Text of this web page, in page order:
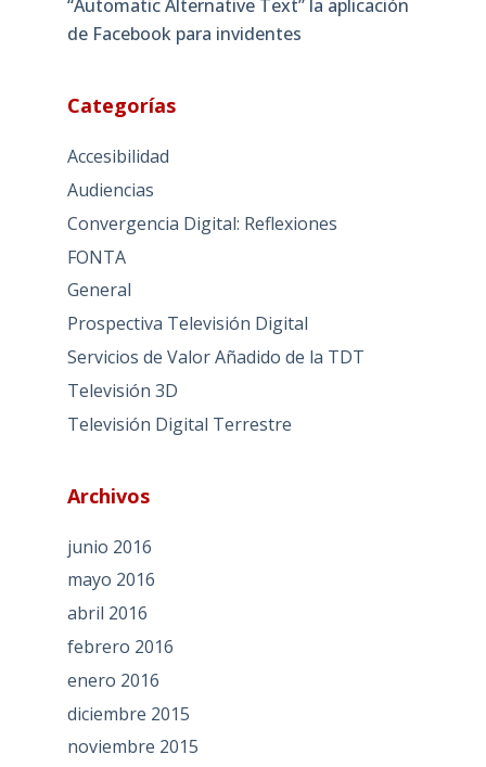
“Automatic Alternative Text” la aplicación
de Facebook para invidentes
Categorías
Accesibilidad
Audiencias
Convergencia Digital: Reflexiones
FONTA
General
Prospectiva Televisión Digital
Servicios de Valor Añadido de la TDT
Televisión 3D
Televisión Digital Terrestre
Archivos
junio 2016
mayo 2016
abril 2016
febrero 2016
enero 2016
diciembre 2015
noviembre 2015